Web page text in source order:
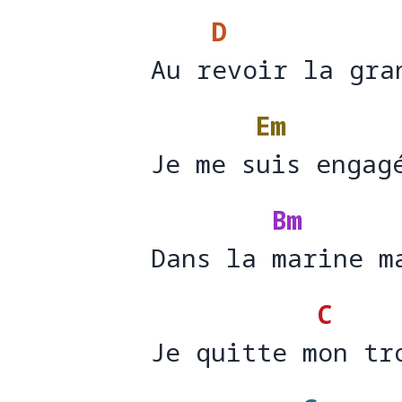
Au r
D
evoir la
Au revoir la
Je me s
Em
uis eng
Je me suis
Dans la
Bm
marine
Dans la marine
Je quitte m
C
on
Je quitte mon